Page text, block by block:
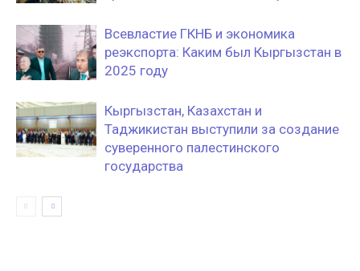
Всевластие ГКНБ и экономика
реэкспорта: Каким был Кыргызстан в
2025 году
Кыргызстан, Казахстан и
Таджикистан выступили за создание
суверенного палестинского
государства